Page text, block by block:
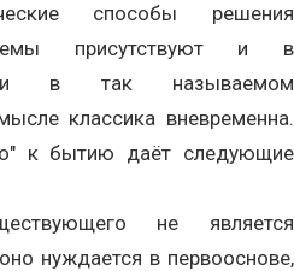
способы решения
присутствуют и в
и в так называемом
классика вневременна.
к бытию даёт следующие
не является
нуждается в первооснове,